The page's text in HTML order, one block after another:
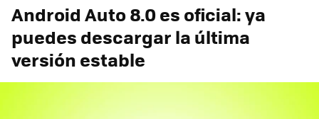
Android Auto 8.0 es oficial: ya
puedes descargar la última
versión estable